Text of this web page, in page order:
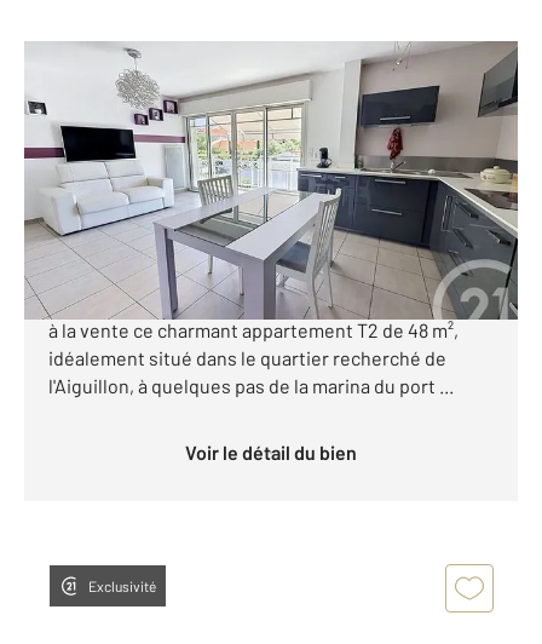
ARCACHON 33
2, 2 pièces
Ref : 453
Appartement F2 à vendre
383 000 €
[ Appartement T2 Terrasse, ascenseur, parking et
cave ] CENTURY 21 Duprat & Associés vous propose
à la vente ce charmant appartement T2 de 48 m²,
idéalement situé dans le quartier recherché de
l'Aiguillon, à quelques pas de la marina du port ...
Voir le détail du bien
Exclusivité